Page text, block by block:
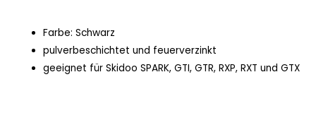
Farbe: Schwarz
pulverbeschichtet und feuerverzinkt
geeignet für Skidoo SPARK, GTI, GTR, RXP, RXT und GTX